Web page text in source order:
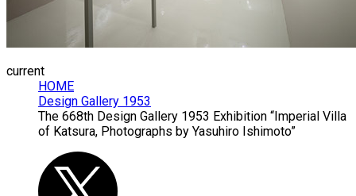
current
HOME
Design Gallery 1953
The 668th Design Gallery 1953 Exhibition “Imperial Villa
of Katsura, Photographs by Yasuhiro Ishimoto”